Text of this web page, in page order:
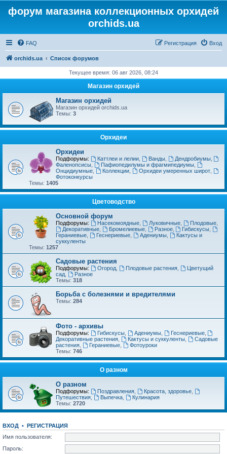
форум магазина коллекционных орхидей
orchids.ua
FAQ Вход
Регистрация
orchids.ua Список форумов
Текущее время: 06 авг 2026, 08:24
Магазин орхидей
Магазин орхидей
Магазин орхидей orchids.ua
Темы: 3
Орхидеи
Орхидеи
Подфорумы: Каттлеи и лелии, Ванды, Дендробиумы,
Фаленопсисы
Пафиопедилумы и фрагмипедиумы,
Онцидиумные
Коллекции, Орхидеи умеренных широт,
Фотоконкурсы
Темы: 1405
Цветоводство
Основной форум
Подфорумы: Насекомоядные, Луковичные, Плодовые,
Декоративные, Бромелиевые, Разное, Гибискусы
Гераниевые
Геснериевые, Адениумы,
Кактусы и
суккуленты
Темы: 1257
Садовые растения
Подфорумы: Огород, Плодовые растения,
Цветущий
сад
Разное
Темы: 318
Борьба с болезнями и вредителями
Темы: 284
Фото - архивы
Подфорумы: Гибискусы, Адениумы, Геснериевые,
Декоративные растения
Кактусы и суккуленты,
Садовые
растения
Гераниевые,
Фотоуроки
Темы: 746
О разном
О разном
Подфорумы: Поздравления, Красота, здоровье,
Путешествия
Выпечка,
Кулинария
Темы: 2720
ВХОД • РЕГИСТРАЦИЯ
Имя пользователя:
Пароль: